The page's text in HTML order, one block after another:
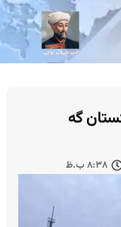
گه
۸:۳۸ ب.ظ